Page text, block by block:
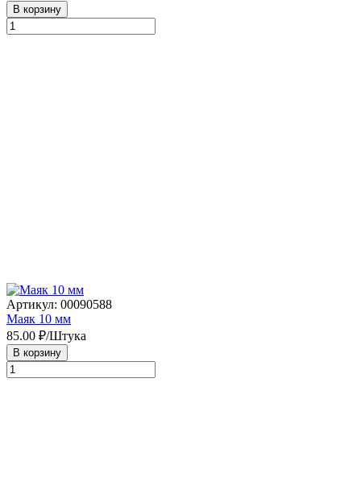
В корзину
Артикул: 00090588
Маяк 10 мм
85.00 ₽/Штука
В корзину